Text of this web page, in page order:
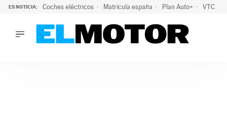
ES NOTICIA: Coches eléctricos Matrícula españa Plan Auto+ VTC